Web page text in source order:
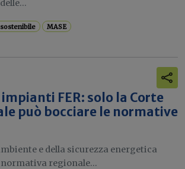
MASE
FER: solo la Corte
può bocciare le normative
e della sicurezza energetica
regionale...